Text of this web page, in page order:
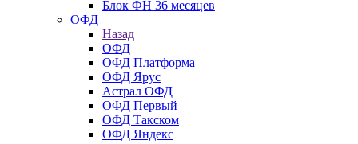
Блок ФН 36 месяцев
ОФД
Назад
ОФД
ОФД Платформа
ОФД Ярус
Астрал ОФД
ОФД Первый
ОФД Такском
ОФД Яндекс